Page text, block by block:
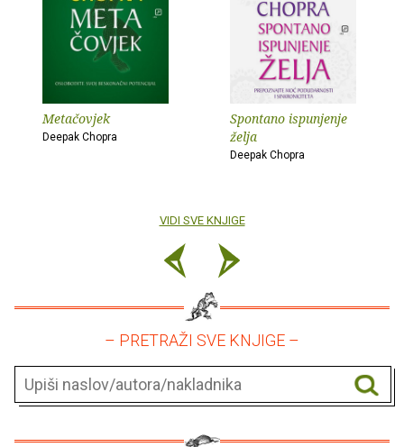
Metačovjek
Deepak Chopra
Spontano ispunjenje
želja
Deepak Chopra
VIDI SVE KNJIGE
– PRETRAŽI SVE KNJIGE –